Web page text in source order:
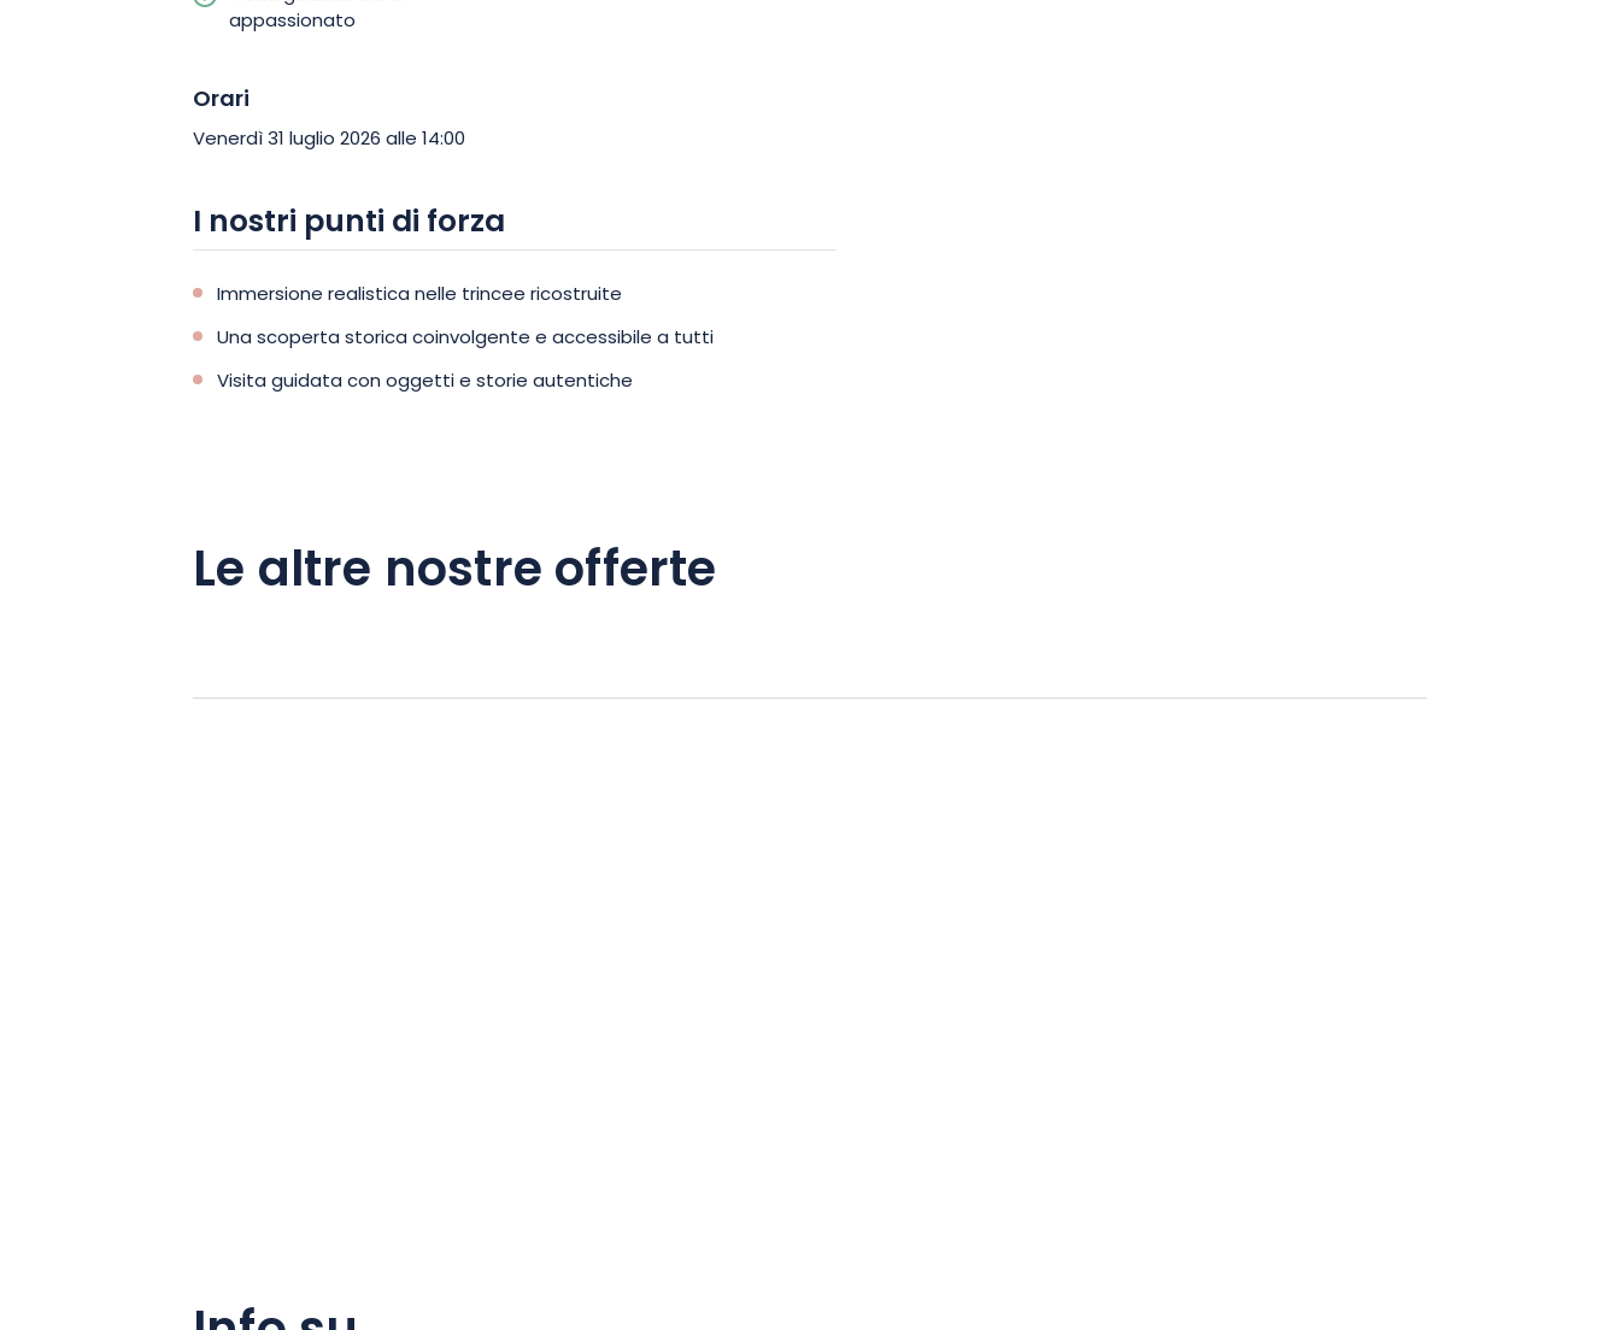
appassionato
Orari
Venerdì 31 luglio 2026 alle 14:00
I nostri punti di forza
Immersione realistica nelle trincee ricostruite
Una scoperta storica coinvolgente e accessibile a tutti
Visita guidata con oggetti e storie autentiche
Le altre nostre offerte